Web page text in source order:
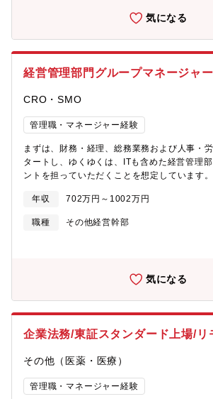
員同士が顔を合わせて仕事をする機会も多く
でお互いを高め合って成長できる環境です（
～50代のメンバーが多く、良い意味で落ち着
を更に広げています。新たな事業領域の成長
調達、IPO推進を牽引していく経営企画機能を
作成、株主対応・メンバーの教育、育成、マ
認・購買管理、AMED資金管理・提出書類業
遣）が1名おります。所属は管理部ですが、業
休み付与（7月~９月に消化）※初年度は入社
り。（全日数付与は対象外）■繁忙期：1月～
ため■東京本社勤務、週1回藤沢研究所への出
魅力】■人を支えること、幅広い業務を通じて
ること。■風通しが良く、裁量権があり、コミ
発な企業。■日本触媒の子会社として健保組合
会社の魅力】■レナセラピューティクスは、東
をコア技術として、核酸医薬品開発における
バイオベンチャーです。顧客に対してヘテロ
な治療薬がなかった疾患に対する治療薬とし
米Alnylam社に次ぐ、第3の核酸プラットフォ
とライセンス契約を締結しています。■国立研
めの創薬基盤技術開発事業」に採択され、東
気になる
経営管理部門グループマネージャー
CRO・SMO
管理職・マネージャー経験
まずは、財務・経理、総務業務および人事・
タートし、ゆくゆくは、ITも含めた経営管理
ントを担っていただくことを想定しています
成長をダイレクトに感じられるバックオフィ
ある会社の“これから”を一緒につくっていく
ンです。 事業拡大に応じた業務プロセスの改
の提案をリードしていただける方にJOINして
ビューが中心となります。■部門の構築および
務・弁護士および社労士とのコミュニケーシ
成）・社内規定整備・各部署との連携による
事制度規格改訂 等■フォローおよびレビュー
経理・決算業務(月次/四半期/年次)・入出金管
実管理体制の構築・分析・改善提案・税理士
年収 702万円～1002万円
職種
その他経営幹部
気になる
企業法務/東証スタンダード上場/リ
その他（医薬・医療）
管理職・マネージャー経験